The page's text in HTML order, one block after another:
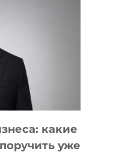
какие
уже